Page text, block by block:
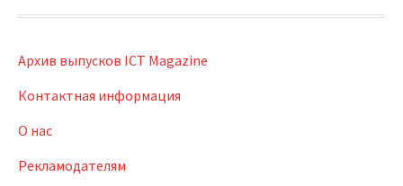
Архив выпусков ICT Magazine
Контактная информация
О нас
Рекламодателям